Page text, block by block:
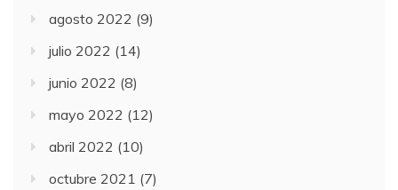
agosto 2022 (9)
julio 2022 (14)
junio 2022 (8)
mayo 2022 (12)
abril 2022 (10)
octubre 2021 (7)